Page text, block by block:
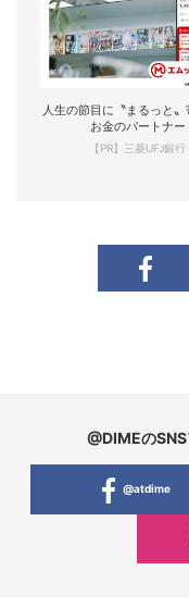
人生の節目に〝まるっと〟
お金のパートナー
【PR】三菱UFJ銀行
@DIMEの
@atdime